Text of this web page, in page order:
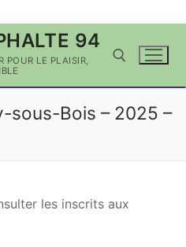
94
POUR LE PLAISIR,
Rechercher :
sous-Bois – 2025 –
les inscrits aux